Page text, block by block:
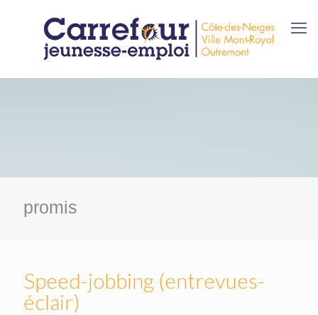
promis
Speed-jobbing (entrevues-
éclair)